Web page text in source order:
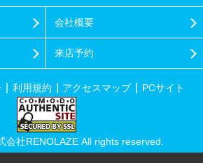
会社概要
来店予約
利用規約 アクセスマップ PCサイト
会社RENOLAZE All rights reserved.